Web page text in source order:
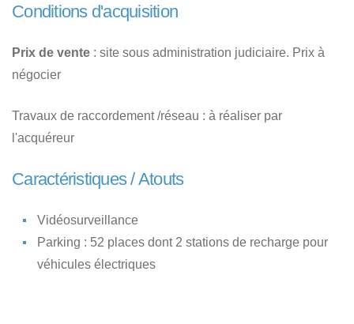
Conditions d'acquisition
Prix de vente : site sous administration judiciaire. Prix à
négocier
Travaux de raccordement /réseau : à réaliser par
l'acquéreur
Caractéristiques / Atouts
Vidéosurveillance
Parking : 52 places dont 2 stations de recharge pour
véhicules électriques